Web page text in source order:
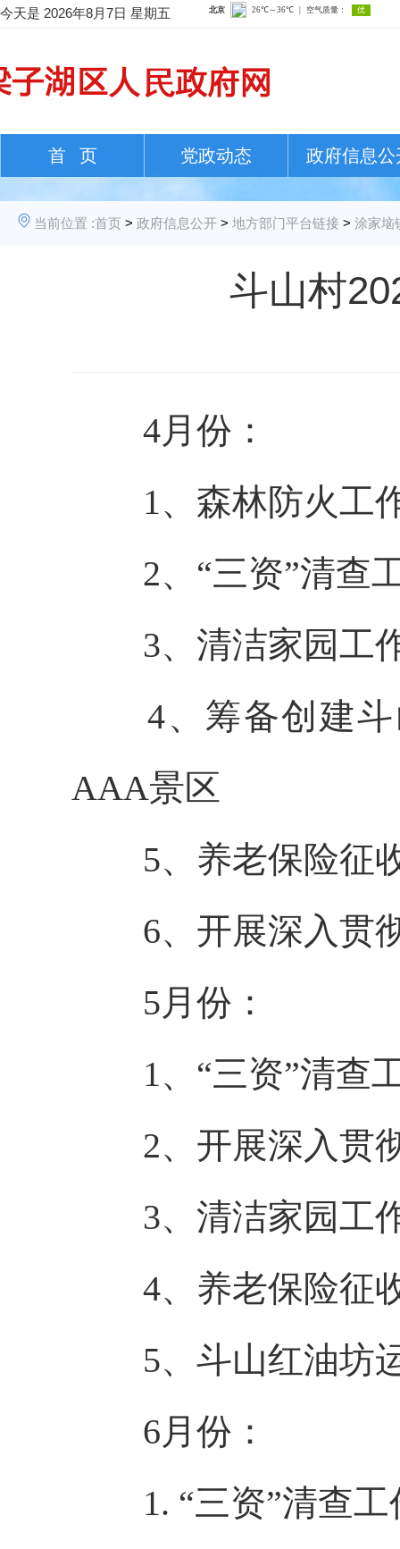
今天是 2026年8月7日 星期五
首 页 党政动态 政府信息公
当前位置 :首页 > 政府信息公开 > 地方部门平台链接 > 涂家垴
斗山村
4月份：
1、森林防火工
2、“三资”清查
3、清洁家园工
4、筹备创建
AAA景区
5、养老保险征
6、开展深入贯
5月份：
1、“三资”清查
2、开展深入贯
3、清洁家园工
4、养老保险征
5、斗山红油坊
6月份：
1. “三资”清查